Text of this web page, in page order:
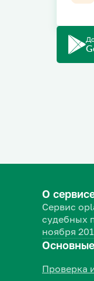
О
Сервис
судебных
ноября
Проверка